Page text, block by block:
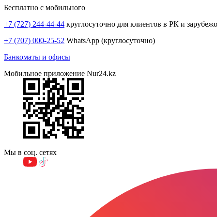
Бесплатно с мобильного
+7 (727) 244-44-44 круглосуточно для клиентов в РК и
+7 (707) 000-25-52 WhatsApp (круглосуточно)
Банкоматы и офисы
Мобильное приложение Nur24.kz
Мы в соц. сетях